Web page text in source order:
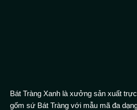
Bát Tràng Xanh là xưởng sản xuất
gốm sứ Bát Tràng với mẫu mã đa